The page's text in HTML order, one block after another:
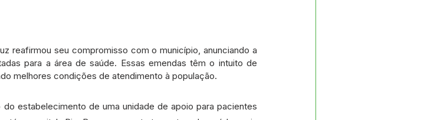
reafirmou seu compromisso com o município, anunciando a
para a área de saúde. Essas emendas têm o intuito de
melhores condições de atendimento à população.
estabelecimento de uma unidade de apoio para pacientes